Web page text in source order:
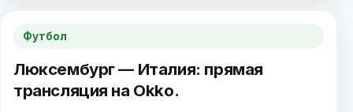
Футбол
Люксембург — Италия: прямая
трансляция на Okko.